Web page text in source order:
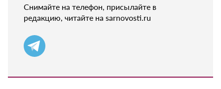
Снимайте на телефон, присылайте в
редакцию, читайте на sarnovosti.ru